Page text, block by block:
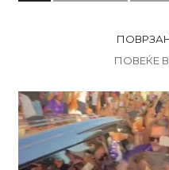
ПОВЕЌЕ